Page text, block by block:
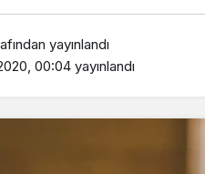
yayınlandı
00:04 yayınlandı